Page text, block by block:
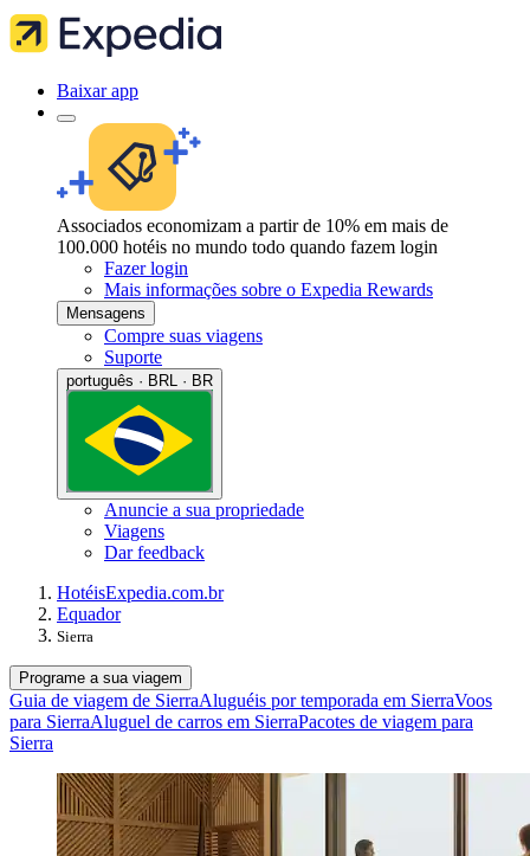
Baixar app
Associados economizam a partir de 10% em mais de
100.000 hotéis no mundo todo quando fazem login
Fazer login
Mais informações sobre o Expedia Rewards
Mensagens
Compre suas viagens
Suporte
português · BRL · BR
Anuncie a sua propriedade
Viagens
Dar feedback
HotéisExpedia.com.br
Equador
Sierra
Programe a sua viagem
Guia de viagem de SierraAluguéis por temporada em SierraVoos
para SierraAluguel de carros em SierraPacotes de viagem para
Sierra